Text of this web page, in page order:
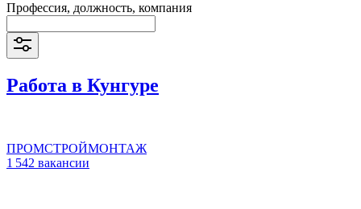
Профессия, должность, компания
Работа в Кунгуре
ПРОМСТРОЙМОНТАЖ
1 542 вакансии